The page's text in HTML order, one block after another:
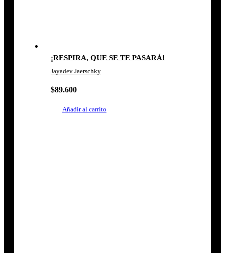
¡RESPIRA, QUE SE TE PASARÁ!
Jayadev Jaerschky
$89.600
Añadir al carrito